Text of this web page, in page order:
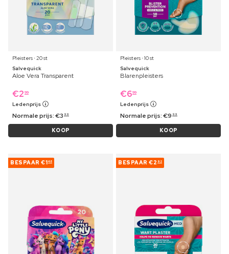
Pleisters ⋅ 20 st
Salvequick
Aloe Vera Transparent
€2 99
Ledenprijs
Normale prijs:€3 99
KOOP
Pleisters ⋅ 10 st
Salvequick
Blarenpleisters
€699
Ledenprijs
Normale prijs:€9 99
KOOP
BESPAAR €1 48 BESPAAR €2 92